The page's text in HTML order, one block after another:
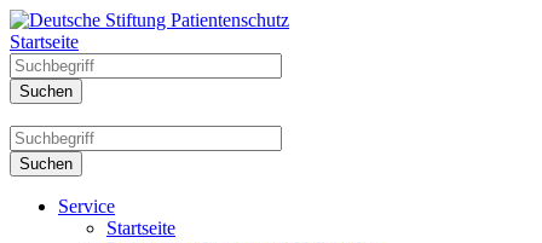
Startseite
Service
Startseite